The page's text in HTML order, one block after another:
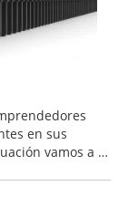
en sus
vamos a …